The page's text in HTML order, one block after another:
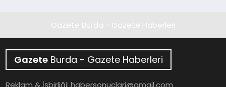
Gazete Burda - Gazete Haberleri
Gazete Burda - Gazete Haberleri
Reklam & İşbirliği:habersonuclari@gmail.com